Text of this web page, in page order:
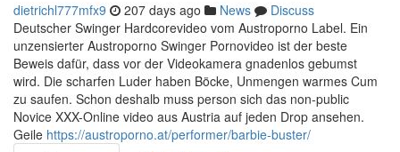
dietrichl777mfx9 207 days ago News
Discuss
Deutscher Swinger Hardcorevideo vom Austroporno Label. Ein
unzensierter Austroporno Swinger Pornovideo ist der beste
Beweis dafür, dass vor der Videokamera gnadenlos gebumst
wird. Die scharfen Luder haben Böcke, Unmengen warmes Cum
zu saufen. Schon deshalb muss person sich das non-public
Novice XXX-Online video aus Austria auf jeden Drop ansehen.
Geile https://austroporno.at/performer/barbie-buster/